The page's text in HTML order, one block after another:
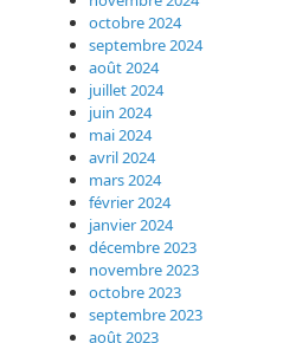
octobre 2024
septembre 2024
août 2024
juillet 2024
juin 2024
mai 2024
avril 2024
mars 2024
février 2024
janvier 2024
décembre 2023
novembre 2023
octobre 2023
septembre 2023
août 2023